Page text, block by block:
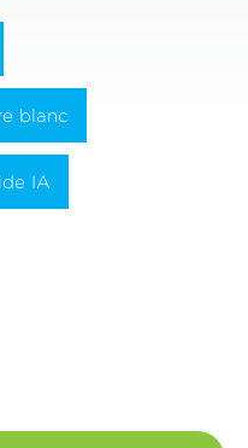
blanc
IA